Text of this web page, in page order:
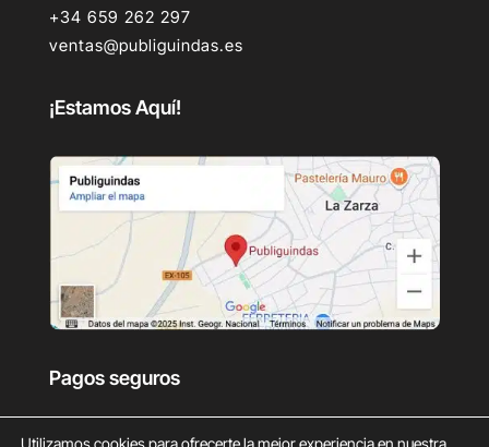
+34 659 262 297
ventas@publiguindas.es
¡Estamos Aquí!
Pagos seguros
Utilizamos cookies para ofrecerte la mejor experiencia en nuestra